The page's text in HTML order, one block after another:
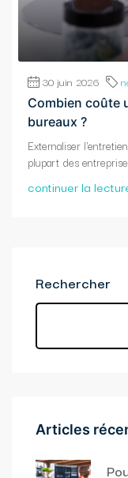
30 juin 2026
Combien coûte
bureaux ?
Externaliser
plupart des
continuer la
Rechercher
Articles